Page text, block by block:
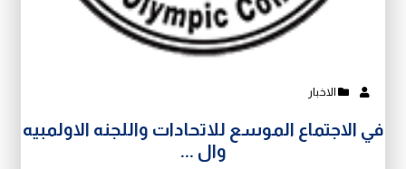
الاخبار
في الاجتماع الموسع للاتحادات واللجنه الاولمبيه
وال ...